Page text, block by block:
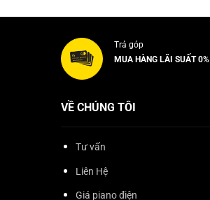
Trả góp
MUA HÀNG LÃI SUẤT 0%
VỀ CHÚNG TÔI
Tư vấn
Liên Hệ
Giá piano điện